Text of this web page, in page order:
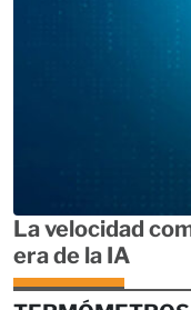
La velocidad
era de la IA